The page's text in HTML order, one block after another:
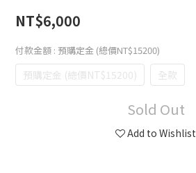
NT$6,000
付款金額 : 預購定金 (總價NT$15200)
預購定金 (總價NT$15200) 全款
Sold Out
Add to Wishlist